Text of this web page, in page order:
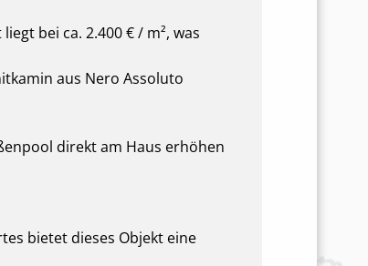
bei ca. 2.400 € / m², was
aus Nero Assoluto
direkt am Haus erhöhen
bietet dieses Objekt eine